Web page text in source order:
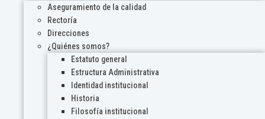
Aseguramiento de la calidad
Rectoría
Direcciones
¿Quiénes somos?
Estatuto general
Estructura Administrativa
Identidad institucional
Historia
Filosofía institucional